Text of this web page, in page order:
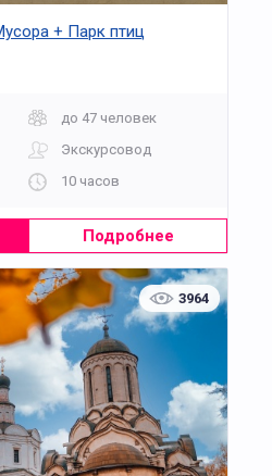
+ Парк птиц
до 47 человек
Экскурсовод
10 часов
Подробнее
3964